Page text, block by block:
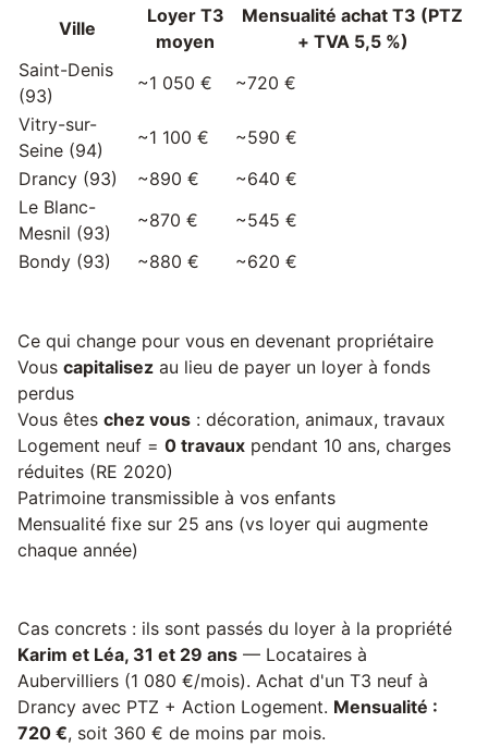
Ville
Loyer T3
moyen
Mensualité achat T3 (PTZ
+ TVA 5,5 %)
Saint-Denis
(93)
~1 050 €
~720 €
Vitry-sur-
Seine (94)
~1 100 €
~590 €
Drancy (93)
~890 €
~640 €
Le Blanc-
Mesnil (93)
~870 €
~545 €
Bondy (93)
~880 € ~620 €
Ce qui change pour vous en devenant propriétaire
Vous capitalisez au lieu de payer un loyer à fonds
perdus
Vous êtes chez vous : décoration, animaux, travaux
Logement neuf = 0 travaux pendant 10 ans, charges
réduites (RE 2020)
Patrimoine transmissible à vos enfants
Mensualité fixe sur 25 ans (vs loyer qui augmente
chaque année)
Cas concrets : ils sont passés du loyer à la propriété
Karim et Léa, 31 et 29 ans — Locataires à
Aubervilliers (1 080 €/mois). Achat d'un T3 neuf à
Drancy avec PTZ + Action Logement. Mensualité :
720 €, soit 360 € de moins par mois.